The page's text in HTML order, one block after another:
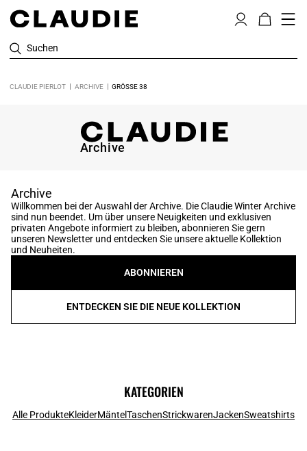
Suchen
CLAUDIE PIERLOT ARCHIVE GRÖSSE 38
Archive
Archive
Willkommen bei der Auswahl der Archive. Die Claudie Winter Archive
sind nun beendet. Um über unsere Neuigkeiten und exklusiven
privaten Angebote informiert zu bleiben, abonnieren Sie gern
unseren Newsletter und entdecken Sie unsere aktuelle Kollektion
und Neuheiten.
ABONNIEREN
ENTDECKEN SIE DIE NEUE KOLLEKTION
KATEGORIEN
Alle ProdukteKleiderMäntelTaschenStrickwarenJackenSweatshirts